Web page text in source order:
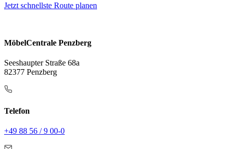
Jetzt schnellste Route planen
MöbelCentrale Penzberg
Seeshaupter Straße 68a
82377 Penzberg
Telefon
+49 88 56 / 9 00-0